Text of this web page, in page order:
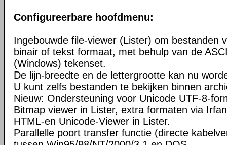
Configureerbare hoofdmenu:
Ingebouwde file-viewer (Lister) om bestanden
binair of tekst formaat, met behulp van de
(Windows) tekenset.
De lijn-breedte en de lettergrootte kan nu
U kunt zelfs bestanden te bekijken binnen
Nieuw: Ondersteuning voor Unicode UTF-8-
Bitmap viewer in Lister, extra formaten via
HTML-en Unicode-Viewer in Lister.
Parallelle poort transfer functie (directe